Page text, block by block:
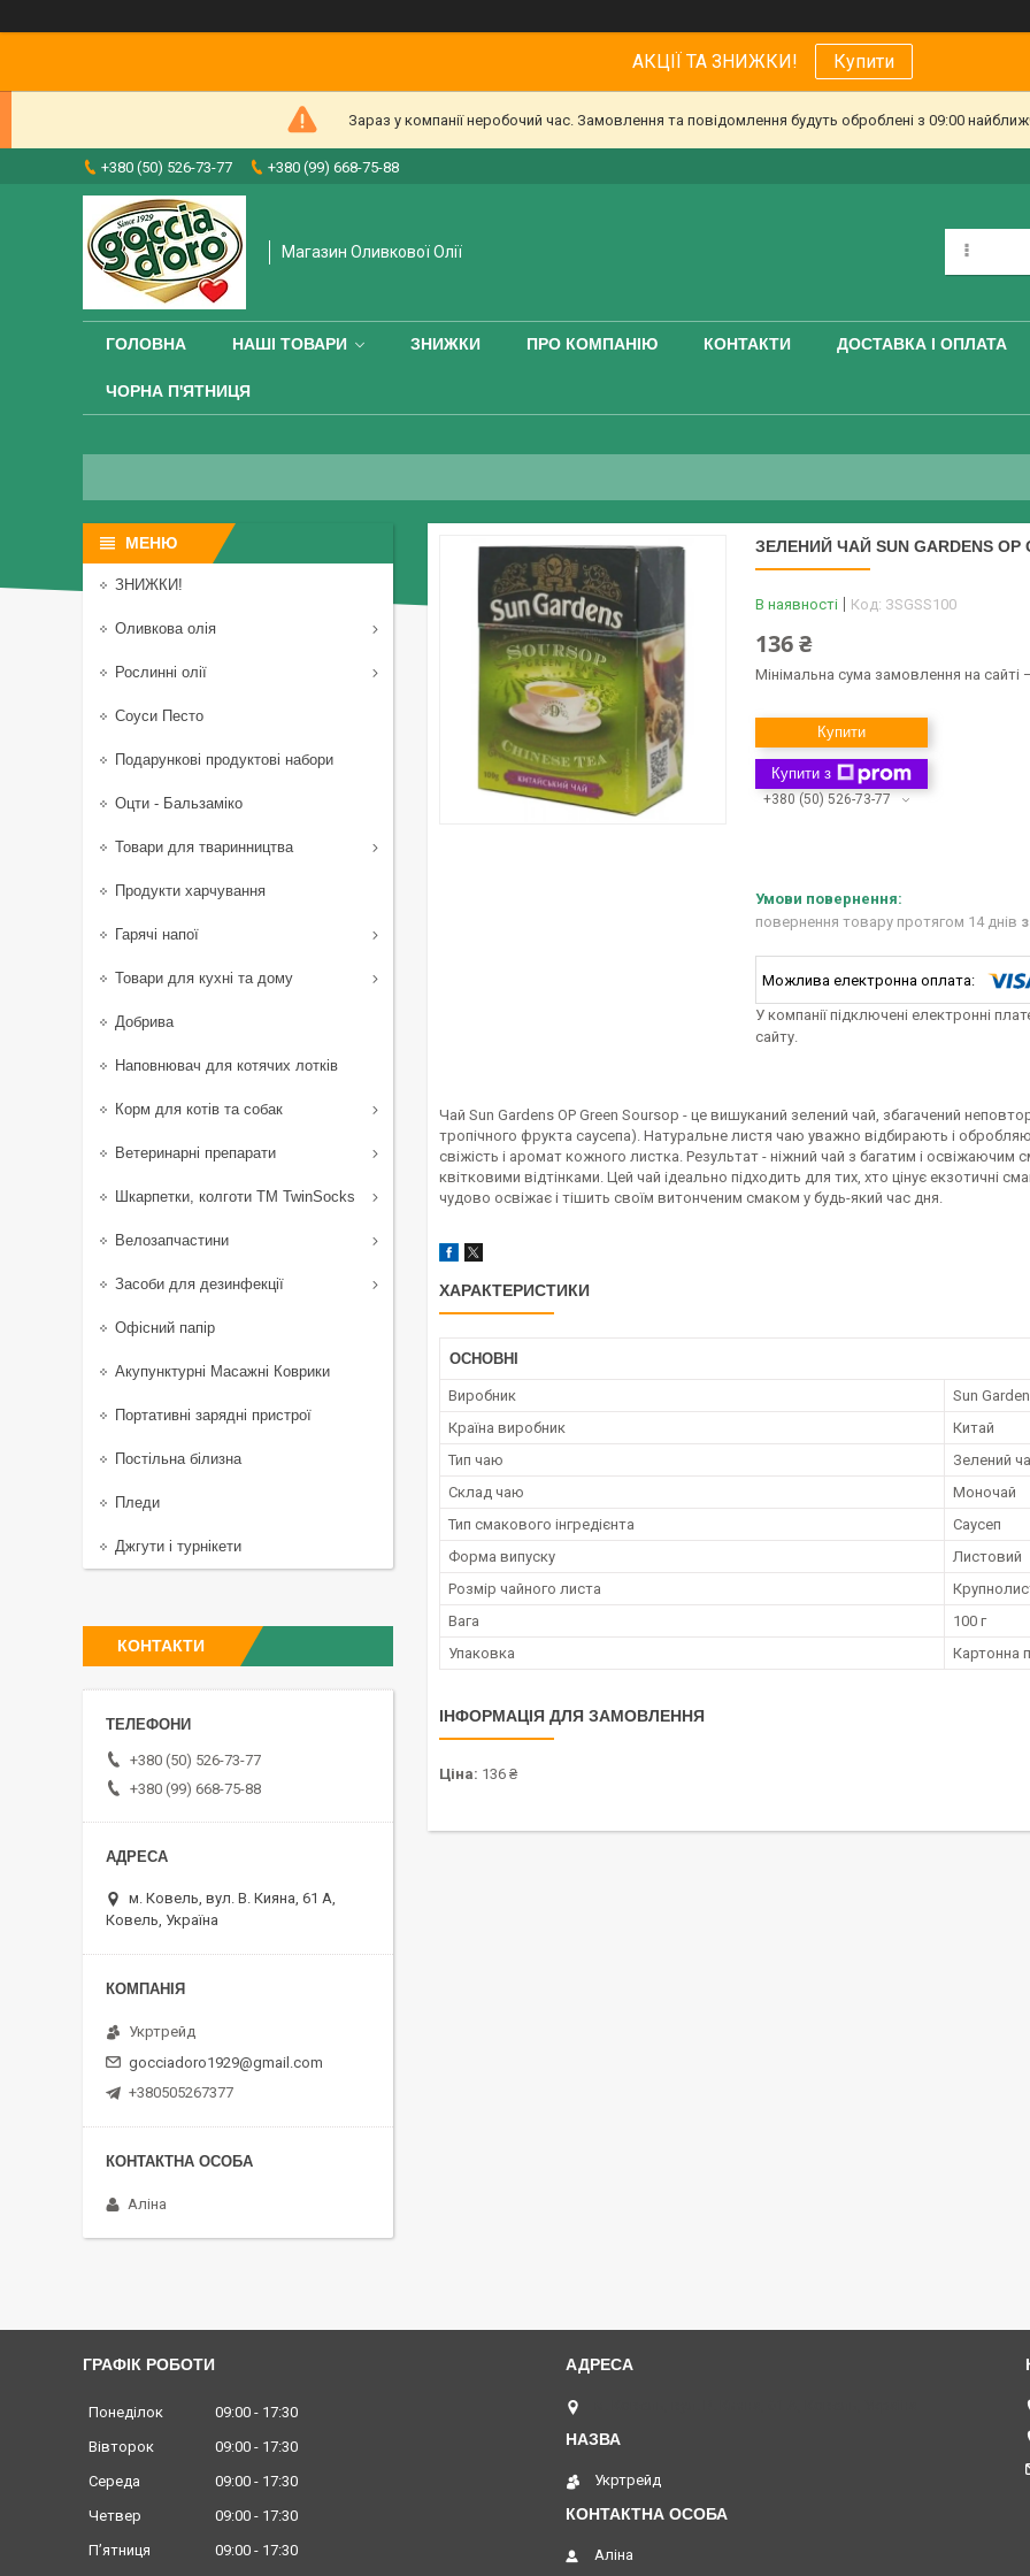
АКЦІЇ ТА ЗНИЖКИ! Купити
Зараз у компанії неробочий час. Замовлення та повідомлення будуть оброблені з 09:00
+380 (50) 526-73-77 +380 (99) 668-75-88
Магазин Оливкової Олії
ГОЛОВНА НАШІ ТОВАРИ ЗНИЖКИ ПРО КОМПАНІЮ КОНТАКТИ ДОСТАВКА І ОПЛАТА
ЧОРНА П'ЯТНИЦЯ
ЗЕЛЕНИЙ ЧАЙ SUN GARDENS OP
В наявності Код: ЗSGSS100
136 ₴
Мінімальна сума замовлення на сайті
Купити
Купити з
+380 (50) 526-73-77
повернення товару протягом 14 днів
У компанії підключені електронні
сайту.
Чай Sun Gardens OP Green Soursop - це вишуканий зелений чай, збагачений
тропічного фрукта саусепа). Натуральне листя чаю уважно відбирають і
свіжість і аромат кожного листка. Результат - ніжний чай з багатим і
квітковими відтінками. Цей чай ідеально підходить для тих, хто цінує екзотичні
чудово освіжає і тішить своїм витонченим смаком у будь-який час дня.
ХАРАКТЕРИСТИКИ
ОСНОВНІ
Виробник
Sun
Країна виробник
Китай
Тип чаю
Зелений
Склад чаю
Моночай
Тип смакового інгредієнта
Саусеп
Форма випуску
Листовий
Розмір чайного листа
Вага
100 г
Упаковка
Картонна
ІНФОРМАЦІЯ ДЛЯ ЗАМОВЛЕННЯ
Ціна: 136 ₴
ЗНИЖКИ!
Оливкова олія
Рослинні олії
Соуси Песто
Подарункові продуктові набори
Оцти - Бальзаміко
Товари для тваринництва
Продукти харчування
Гарячі напої
Товари для кухні та дому
Добрива
Наповнювач для котячих лотків
Корм для котів та собак
Ветеринарні препарати
Шкарпетки, колготи ТМ TwinSocks
Велозапчастини
Засоби для дезинфекції
Офісний папір
Акупунктурні Масажні Коврики
Портативні зарядні пристрої
Постільна білизна
Пледи
Джгути і турнікети
КОНТАКТИ
+380 (50) 526-73-77
+380 (99) 668-75-88
м. Ковель, вул. В. Кияна, 61 А,
Ковель, Україна
Укртрейд
gocciadoro1929@gmail.com
+380505267377
Аліна
ГРАФІК РОБОТИ
Понеділок 09:00
17:30
Вівторок
09:00
17:30
Середа
09:00
17:30
Четвер
09:00
17:30
Пʼятниця
09:00
17:30
Укртрейд
Аліна